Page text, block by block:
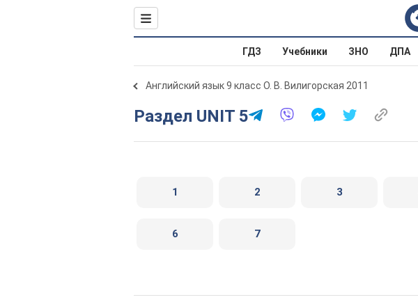
ГДЗ Учебники ЗНО ДПА
Английский язык 9 класс О. В. Вилигорская 2011
Раздел UNIT 5
1 2 3
6 7